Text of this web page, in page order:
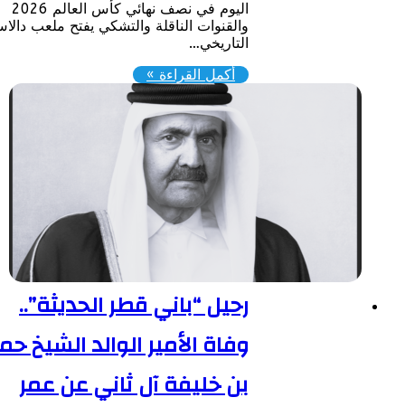
اليوم في نصف نهائي كأس العالم 2026
والقنوات الناقلة والتشكي ​يفتح ملعب دالاس
التاريخي…
أكمل القراءة »
رحيل “باني قطر الحديثة”..
وفاة الأمير الوالد الشيخ حمد
بن خليفة آل ثاني عن عمر